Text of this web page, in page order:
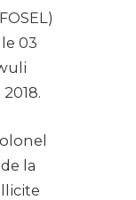
03
la